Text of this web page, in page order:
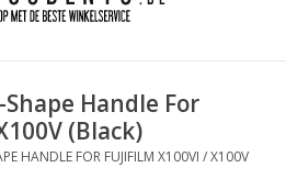
Handle For
(Black)
HANDLE FOR FUJIFILM X100VI / X100V